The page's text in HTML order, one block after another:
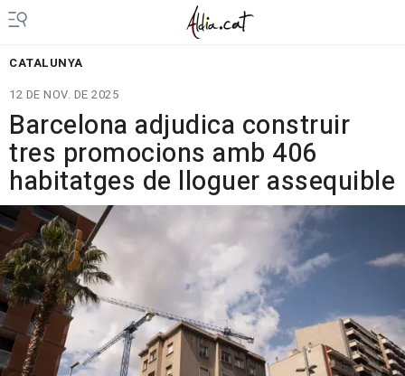
CATALUNYA
12 DE NOV. DE 2025
Barcelona adjudica construir
tres promocions amb 406
habitatges de lloguer assequible